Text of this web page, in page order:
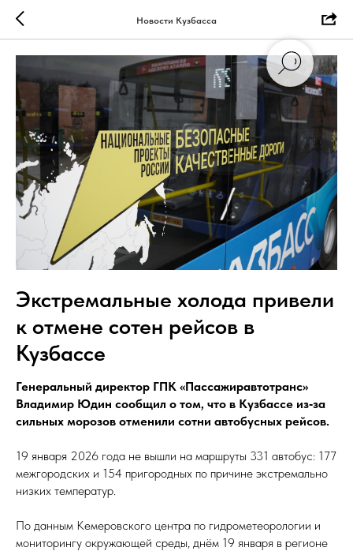
Новости Кузбасса
Экстремальные холода привели
к отмене сотен рейсов в
Кузбассе
Генеральный директор ГПК «Пассажиравтотранс»
Владимир Юдин сообщил о том, что в Кузбассе из‑за
сильных морозов отменили сотни автобусных рейсов.
19 января 2026 года не вышли на маршруты 331 автобус: 177
межгородских и 154 пригородных по причине экстремально
низких температур.
По данным Кемеровского центра по гидрометеорологии и
мониторингу окружающей среды, днём 19 января в регионе